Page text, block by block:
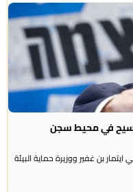
في محيط سجن
بن غفير ووزيرة حماية البيئة